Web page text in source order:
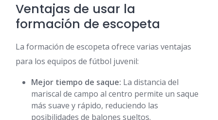
Ventajas de usar la
formación de escopeta
La formación de escopeta ofrece varias ventajas
para los equipos de fútbol juvenil:
Mejor tiempo de saque: La distancia del
mariscal de campo al centro permite un saque
más suave y rápido, reduciendo las
posibilidades de balones sueltos.